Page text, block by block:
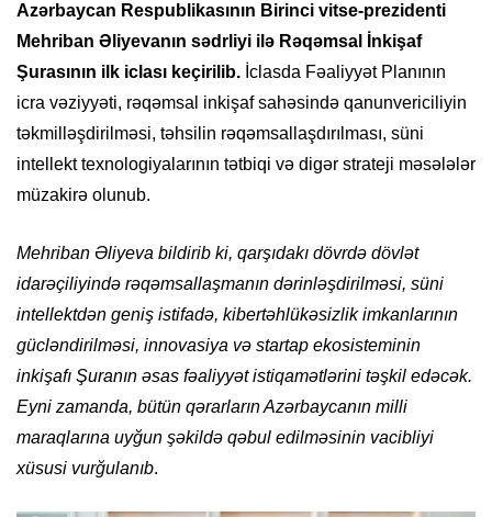
Azərbaycan Respublikasının Birinci vitse-prezidenti
Mehriban Əliyevanın sədrliyi ilə Rəqəmsal İnkişaf
Şurasının ilk iclası keçirilib. İclasda Fəaliyyət Planının
icra vəziyyəti, rəqəmsal inkişaf sahəsində qanunvericiliyin
təkmilləşdirilməsi, təhsilin rəqəmsallaşdırılması, süni
intellekt texnologiyalarının tətbiqi və digər strateji məsələlər
müzakirə olunub.
Mehriban Əliyeva bildirib ki, qarşıdakı dövrdə dövlət
idarəçiliyində rəqəmsallaşmanın dərinləşdirilməsi, süni
intellektdən geniş istifadə, kibertəhlükəsizlik imkanlarının
gücləndirilməsi, innovasiya və startap ekosisteminin
inkişafı Şuranın əsas fəaliyyət istiqamətlərini təşkil edəcək.
Eyni zamanda, bütün qərarların Azərbaycanın milli
maraqlarına uyğun şəkildə qəbul edilməsinin vacibliyi
xüsusi vurğulanıb.